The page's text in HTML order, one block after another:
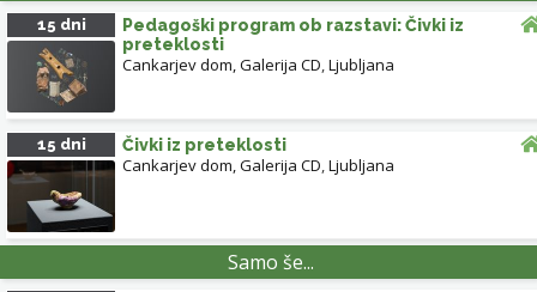
15 dni
Pedagoški program ob razstavi: Čivki iz
preteklosti
Cankarjev dom, Galerija CD,Ljubljana
15 dni Čivki iz preteklosti
Cankarjev dom, Galerija CD,Ljubljana
Samo še...